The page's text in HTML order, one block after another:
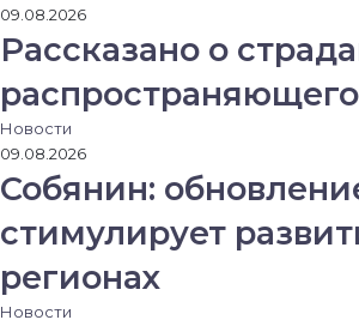
09.08.2026
Рассказано о
Новости
09.08.2026
Собянин:
стимулирует
регионах
Новости